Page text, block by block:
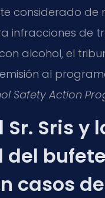
considerado de
infracciones de
alcohol, el
al
Safety Action
Sris y
del bufete
casos de